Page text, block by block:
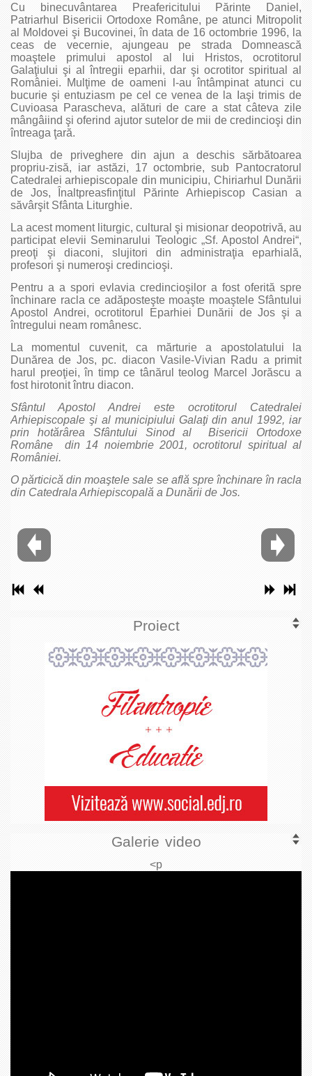
Cu binecuvântarea Preafericitului Părinte Daniel,
Patriarhul Bisericii Ortodoxe Române, pe atunci Mitropolit
al Moldovei şi Bucovinei, în data de 16 octombrie 1996, la
ceas de vecernie, ajungeau pe strada Domnească
moaştele primului apostol al lui Hristos, ocrotitorul
Galaţiului şi al întregii eparhii, dar şi ocrotitor spiritual al
României. Mulţime de oameni l-au întâmpinat atunci cu
bucurie şi entuziasm pe cel ce venea de la Iaşi trimis de
Cuvioasa Parascheva, alături de care a stat câteva zile
mângâiind şi oferind ajutor sutelor de mii de credincioşi din
întreaga ţară.
Slujba de priveghere din ajun a deschis sărbătoarea
propriu-zisă, iar astăzi, 17 octombrie, sub Pantocratorul
Catedralei arhiepiscopale din municipiu, Chiriarhul Dunării
de Jos, Înaltpreasfinţitul Părinte Arhiepiscop Casian a
săvârşit Sfânta Liturghie.
La acest moment liturgic, cultural şi misionar deopotrivă, au
participat elevii Seminarului Teologic „Sf. Apostol Andrei“,
preoţi şi diaconi, slujitori din administraţia eparhială,
profesori şi numeroşi credincioşi.
Pentru a a spori evlavia credincioşilor a fost oferită spre
închinare racla ce adăposteşte moaşte moaştele Sfântului
Apostol Andrei, ocrotitorul Eparhiei Dunării de Jos şi a
întregului neam românesc.
La momentul cuvenit, ca mărturie a apostolatului la
Dunărea de Jos, pc. diacon Vasile-Vivian Radu a primit
harul preoţiei, în timp ce tânărul teolog Marcel Jorăscu a
fost hirotonit întru diacon.
Sfântul Apostol Andrei este ocrotitorul Catedralei
Arhiepiscopale şi al municipiului Galaţi din anul 1992, iar
prin hotărârea Sfântului Sinod al Bisericii Ortodoxe
Române din 14 noiembrie 2001, ocrotitorul spiritual al
României.
O părticică din moaştele sale se află spre închinare în racla
din Catedrala Arhiepiscopală a Dunării de Jos.
Proiect
Galerie video
<p